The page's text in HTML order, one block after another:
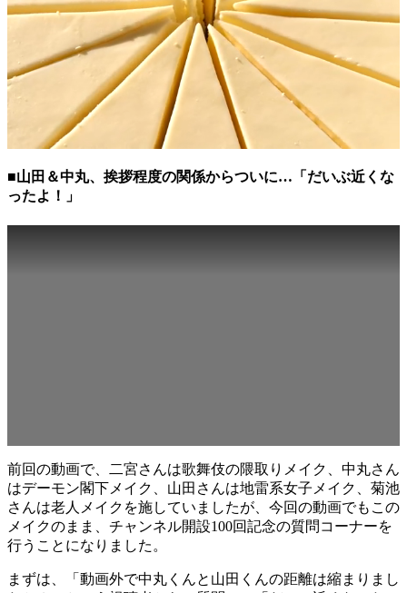
■山田＆中丸、挨拶程度の関係からついに…「だいぶ近くな
ったよ！」
前回の動画で、二宮さんは歌舞伎の隈取りメイク、中丸さん
はデーモン閣下メイク、山田さんは地雷系女子メイク、菊池
さんは老人メイクを施していましたが、今回の動画でもこの
メイクのまま、チャンネル開設100回記念の質問コーナーを
行うことになりました。
まずは、「動画外で中丸くんと山田くんの距離は縮まりまし